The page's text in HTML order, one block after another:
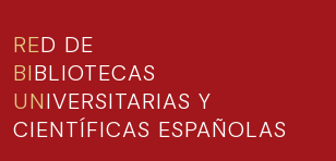
RED DE
BIBLIOTECAS
UNIVERSITARIAS Y
CIENTÍFICAS ESPAÑOLAS